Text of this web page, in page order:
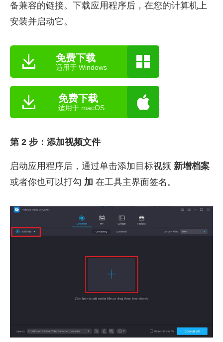
备兼容的链接。下载应用程序后，在您的计算机上
安装并启动它。
免费下载
适用于 Windows
免费下载
适用于 macOS
第 2 步：添加视频文件
启动应用程序后，通过单击添加目标视频 新增档案
或者你也可以打勾 加 在工具主界面签名。